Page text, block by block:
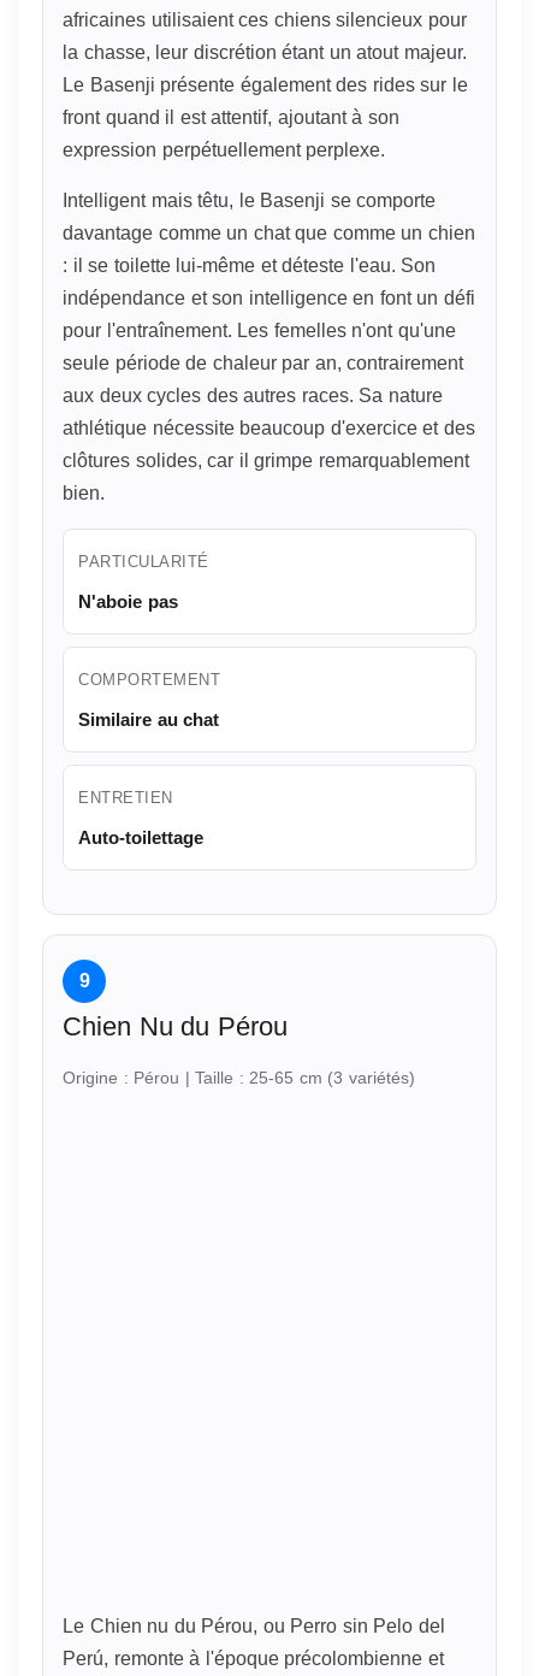
africaines utilisaient ces chiens silencieux pour
la chasse, leur discrétion étant un atout majeur.
Le Basenji présente également des rides sur le
front quand il est attentif, ajoutant à son
expression perpétuellement perplexe.
Intelligent mais têtu, le Basenji se comporte
davantage comme un chat que comme un chien
: il se toilette lui-même et déteste l'eau. Son
indépendance et son intelligence en font un défi
pour l'entraînement. Les femelles n'ont qu'une
seule période de chaleur par an, contrairement
aux deux cycles des autres races. Sa nature
athlétique nécessite beaucoup d'exercice et des
clôtures solides, car il grimpe remarquablement
bien.
PARTICULARITÉ
N'aboie pas
COMPORTEMENT
Similaire au chat
ENTRETIEN
Auto-toilettage
9
Chien Nu du Pérou
Origine : Pérou | Taille : 25-65 cm (3 variétés)
Le Chien nu du Pérou, ou Perro sin Pelo del
Perú, remonte à l'époque précolombienne et